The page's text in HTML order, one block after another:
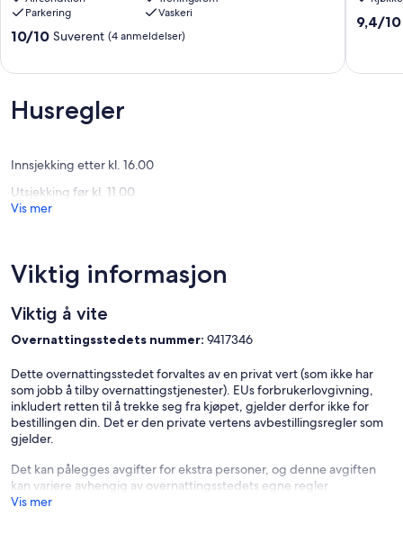
-
Bed
Parkering
Vaskeri
10.0
(4
anmeldelser)
10/10 Suverent (4 anmeldelser)
9.4
9,4/10
Husregler
Innsjekking etter kl. 16.00
Utsjekking før kl. 11.00
Vis mer
Viktig informasjon
Viktig å vite
Overnattingsstedets nummer: 9417346
Dette overnattingsstedet forvaltes av en privat vert (som ikke har
som jobb å tilby overnattingstjenester). EUs forbrukerlovgivning,
inkludert retten til å trekke seg fra kjøpet, gjelder derfor ikke for
bestillingen din. Det er den private vertens avbestillingsregler som
gjelder.
Det kan pålegges avgifter for ekstra personer, og denne avgiften
kan variere avhengig av overnattingsstedets egne regler
Vis mer